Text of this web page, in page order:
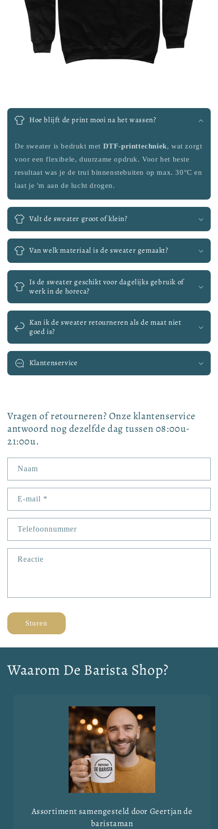
Hoe blijft de print mooi na het wassen?
De sweater is bedrukt met DTF-printtechniek, wat zorgt
voor een flexibele, duurzame opdruk. Voor het beste
resultaat was je de trui binnenstebuiten op max. 30°C en
laat je 'm aan de lucht drogen.
Valt de sweater groot of klein?
Van welk materiaal is de sweater gemaakt?
Is de sweater geschikt voor dagelijks gebruik of
werk in de horeca?
Kan ik de sweater retourneren als de maat niet
goed is?
Klantenservice
Vragen of retourneren? Onze klantenservice
antwoord nog dezelfde dag tussen 08:00u-
21:00u.
Naam
E‑mail *
Telefoonnummer
Reactie
Sturen
Waarom De Barista Shop?
Assortiment samengesteld door Geertjan de
baristaman